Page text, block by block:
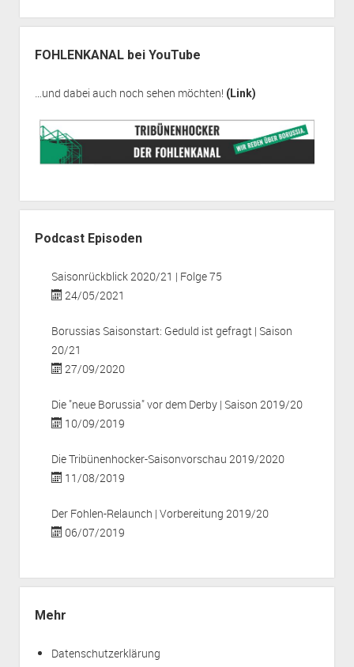
FOHLENKANAL bei YouTube
…und dabei auch noch sehen möchten! (Link)
Podcast Episoden
Saisonrückblick 2020/21 | Folge 75
24/05/2021
Borussias Saisonstart: Geduld ist gefragt | Saison
20/21
27/09/2020
Die "neue Borussia" vor dem Derby | Saison 2019/20
10/09/2019
Die Tribünenhocker-Saisonvorschau 2019/2020
11/08/2019
Der Fohlen-Relaunch | Vorbereitung 2019/20
06/07/2019
Mehr
Datenschutzerklärung